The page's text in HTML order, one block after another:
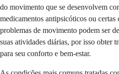
do movimento que se desenvolvem
medicamentos antipsicóticos ou certas
problemas de movimento podem ser
suas atividades diárias, por isso obter
para seu conforto e bem-estar.